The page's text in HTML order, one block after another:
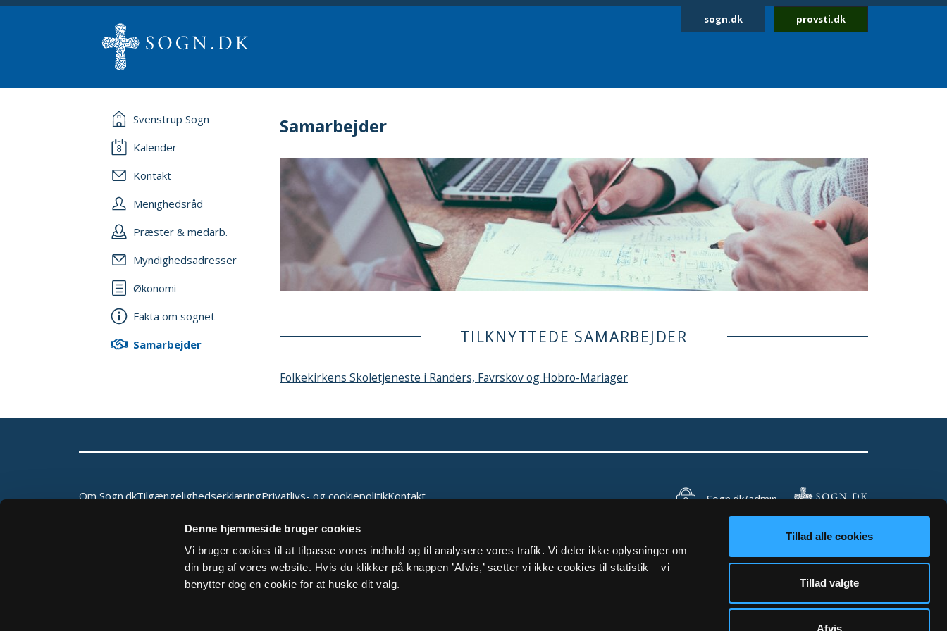
Denne hjemmeside bruger cookies
Vi bruger cookies til at tilpasse vores indhold og til analysere vores trafik. Vi deler ikke oplysninger om
din brug af vores website. Hvis du klikker på knappen ’Afvis,’ sætter vi ikke cookies til statistik – vi
benytter dog en cookie for at huske dit valg.
Tillad alle cookies
Tillad valgte
Afvis
sogn.dk provsti.dk
Svenstrup Sogn
Kalender
Kontakt
Menighedsråd
Præster & medarb.
Myndighedsadresser
Økonomi
Fakta om sognet
Samarbejder
Samarbejder
TILKNYTTEDE SAMARBEJDER
Folkekirkens Skoletjeneste i Randers, Favrskov og Hobro-Mariager
Om Sogn.dkTilgængelighedserklæringPrivatlivs- og cookiepolitikKontakt Sogn.dk/admin